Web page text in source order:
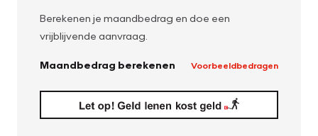
Berekenen je maandbedrag en doe een
vrijblijvende aanvraag.
Maandbedrag berekenen Voorbeeldbedragen